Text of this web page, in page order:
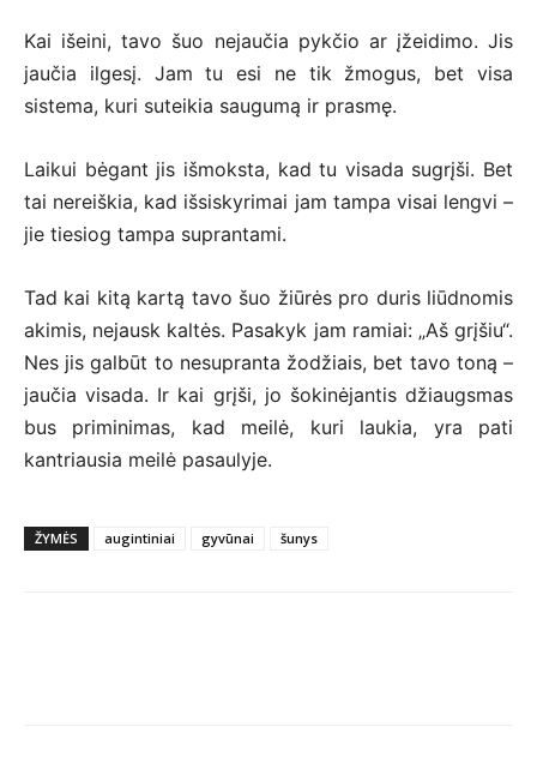
Kai išeini, tavo šuo nejaučia pykčio ar įžeidimo. Jis
jaučia ilgesį. Jam tu esi ne tik žmogus, bet visa
sistema, kuri suteikia saugumą ir prasmę.
Laikui bėgant jis išmoksta, kad tu visada sugrįši. Bet
tai nereiškia, kad išsiskyrimai jam tampa visai lengvi –
jie tiesiog tampa suprantami.
Tad kai kitą kartą tavo šuo žiūrės pro duris liūdnomis
akimis, nejausk kaltės. Pasakyk jam ramiai: „Aš grįšiu“.
Nes jis galbūt to nesupranta žodžiais, bet tavo toną –
jaučia visada. Ir kai grįši, jo šokinėjantis džiaugsmas
bus priminimas, kad meilė, kuri laukia, yra pati
kantriausia meilė pasaulyje.
ŽYMĖS augintiniai gyvūnai šunys